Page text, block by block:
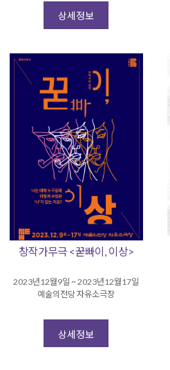
상세정보
창작가무극 <꾿빠이, 이상>
2023년12월9일 ~ 2023년12월17일
예술의전당 자유소극장
상세정보